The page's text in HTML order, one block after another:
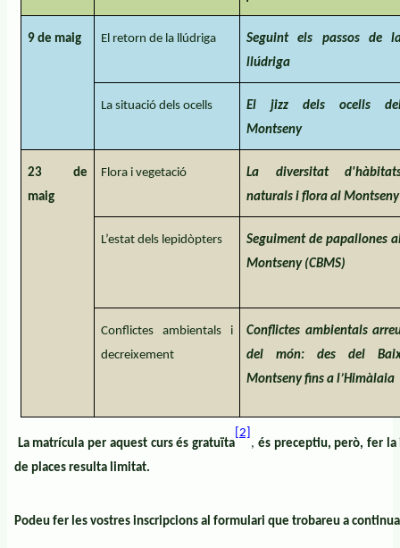
9 de maig El retorn de la llúdriga
Seguint els passos de
llúdriga
La situació dels ocells
El jizz dels ocells
Montseny
23 de
maig
Flora i vegetació
La diversitat
naturals i flora al Montseny
L’estat dels lepidòpters
Seguiment de papallones
Montseny (CBMS)
Conflictes ambientals i
decreixement
Conflictes ambientals
del món: des del
Montseny fins a l’Himàlaia
La matrícula per aquest curs és gratuïta
[2]
, és preceptiu, però, fer
de places resulta limitat.
Podeu fer les vostres inscripcions al formulari que trobareu a